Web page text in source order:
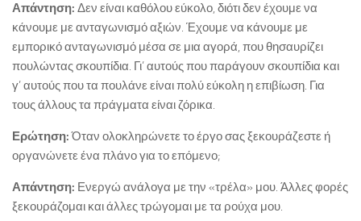
Απάντηση: Δεν είναι καθόλου εύκολο, διότι δεν έχουμε να
κάνουμε με ανταγωνισμό αξιών. Έχουμε να κάνουμε με
εμπορικό ανταγωνισμό μέσα σε μια αγορά, που θησαυρίζει
πουλώντας σκουπίδια. Γι’ αυτούς που παράγουν σκουπίδια και
γ’ αυτούς που τα πουλάνε είναι πολύ εύκολη η επιβίωση. Για
τους άλλους τα πράγματα είναι ζόρικα.
Ερώτηση:Όταν ολοκληρώνετε το έργο σας ξεκουράζεστε ή
οργανώνετε ένα πλάνο για το επόμενο;
Απάντηση: Ενεργώ ανάλογα με την «τρέλα» μου. Άλλες φορές
ξεκουράζομαι και άλλες τρώγομαι με τα ρούχα μου.